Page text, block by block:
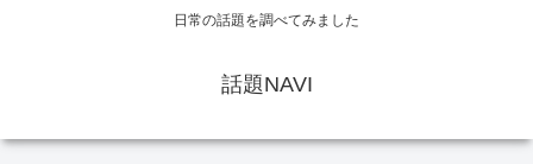
日常の話題を調べてみました
話題NAVI